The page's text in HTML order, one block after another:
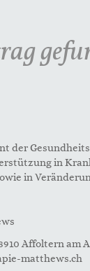
der
in
in
Affoltern am
matthews.ch